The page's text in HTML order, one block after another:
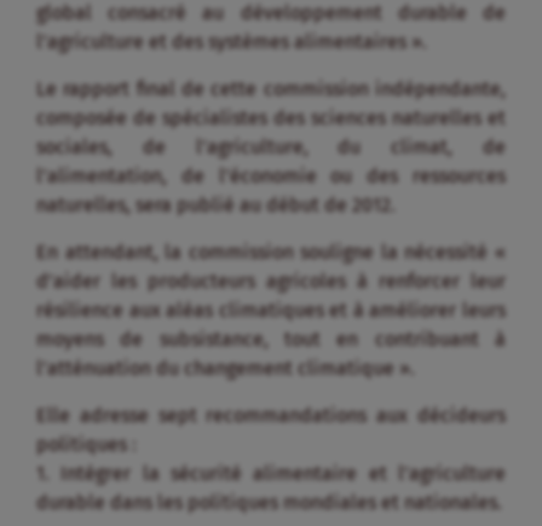
global consacré au développement durable de
l’agriculture et des systèmes alimentaires ».
Le rapport final de cette commission indépendante,
composée de spécialistes des sciences naturelles et
sociales, de l’agriculture, du climat, de
l’alimentation, de l’économie ou des ressources
naturelles, sera publié au début de 2012.
En attendant, la commission souligne la nécessité «
d’aider les producteurs agricoles à renforcer leur
résilience aux aléas climatiques et à améliorer leurs
moyens de subsistance, tout en contribuant à
l’atténuation du changement climatique ».
Elle adresse sept recommandations aux décideurs
politiques :
1. Intégrer la sécurité alimentaire et l’agriculture
durable dans les politiques mondiales et nationales.